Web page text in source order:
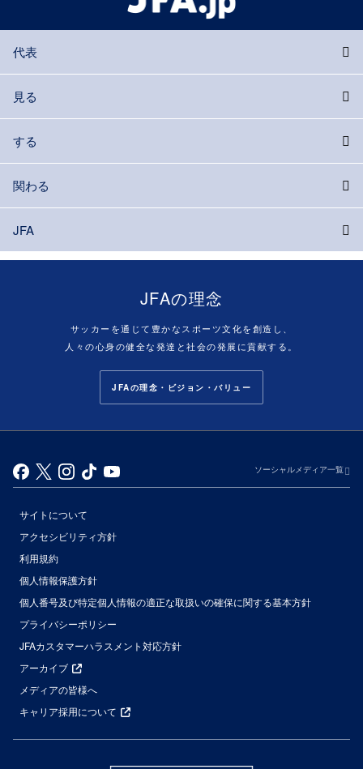
代表
見る
する
関わる
JFA
JFAの理念
サッカーを通じて豊かなスポーツ文化を創造し、
人々の心身の健全な発達と社会の発展に貢献する。
JFAの理念・ビジョン・バリュー
ソーシャルメディア一覧
サイトについて
アクセシビリティ方針
利用規約
個人情報保護方針
個人番号及び特定個人情報の適正な取扱いの確保に関する基本方針
プライバシーポリシー
JFAカスタマーハラスメント対応方針
アーカイブ
メディアの皆様へ
キャリア採用について